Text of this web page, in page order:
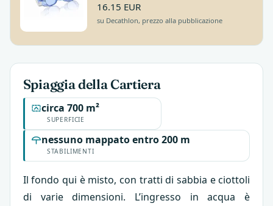
16.15 EUR
su Decathlon, prezzo alla pubblicazione
Spiaggia della Cartiera
SUPERFICIE
circa 700 m²
STABILIMENTI
nessuno mappato entro 200 m
Il fondo qui è misto, con tratti di sabbia e ciottoli
di varie dimensioni. L’ingresso in acqua è